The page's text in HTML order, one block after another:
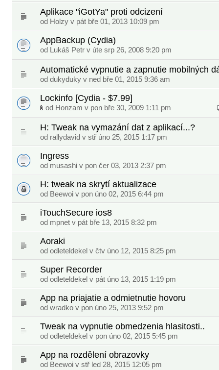
Aplikace "iGotYa" proti odcizení
od Holzy v pát bře 01, 2013 10:09 pm
AppBackup (Cydia)
od Lukáš Petr v úte srp 26, 2008 9:20 pm
Automatické vypnutie a zapnutie mobilných
od dukyduky v ned bře 01, 2015 9:36 am
Lockinfo [Cydia - $7.99]
od Honzam v pon bře 30, 2009 1:11 pm
H: Tweak na vymazání dat z aplikací...?
od rallydavid v stř úno 25, 2015 1:17 pm
Ingress
od musashi v pon čer 03, 2013 2:37 pm
H: tweak na skrytí aktualizace
od Beewoi v pon úno 02, 2015 6:44 pm
iTouchSecure ios8
od mpnet v pát bře 13, 2015 8:32 pm
Aoraki
od odleteldekel v čtv úno 12, 2015 8:25 pm
Super Recorder
od odleteldekel v pát úno 13, 2015 1:19 pm
App na priajatie a odmietnutie hovoru
od wradko v pon úno 25, 2013 9:52 pm
Tweak na vypnutie obmedzenia hlasitosti..
od odleteldekel v pon úno 02, 2015 5:45 pm
App na rozdělení obrazovky
od Beewoi v stř led 28, 2015 12:05 pm